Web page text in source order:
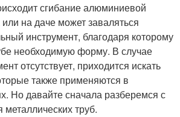
сгибание алюминиевой
на даче может заваляться
инструмент, благодаря которому
необходимую форму. В случае
отсутствует, приходится искать
также применяются в
Но давайте сначала разберемся с
труб.